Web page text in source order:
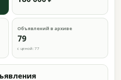
Объявлений в архиве
79
с ценой: 77